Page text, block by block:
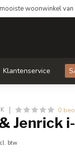
woonwinkel van
Klantenservice
0
Jenrick
btw